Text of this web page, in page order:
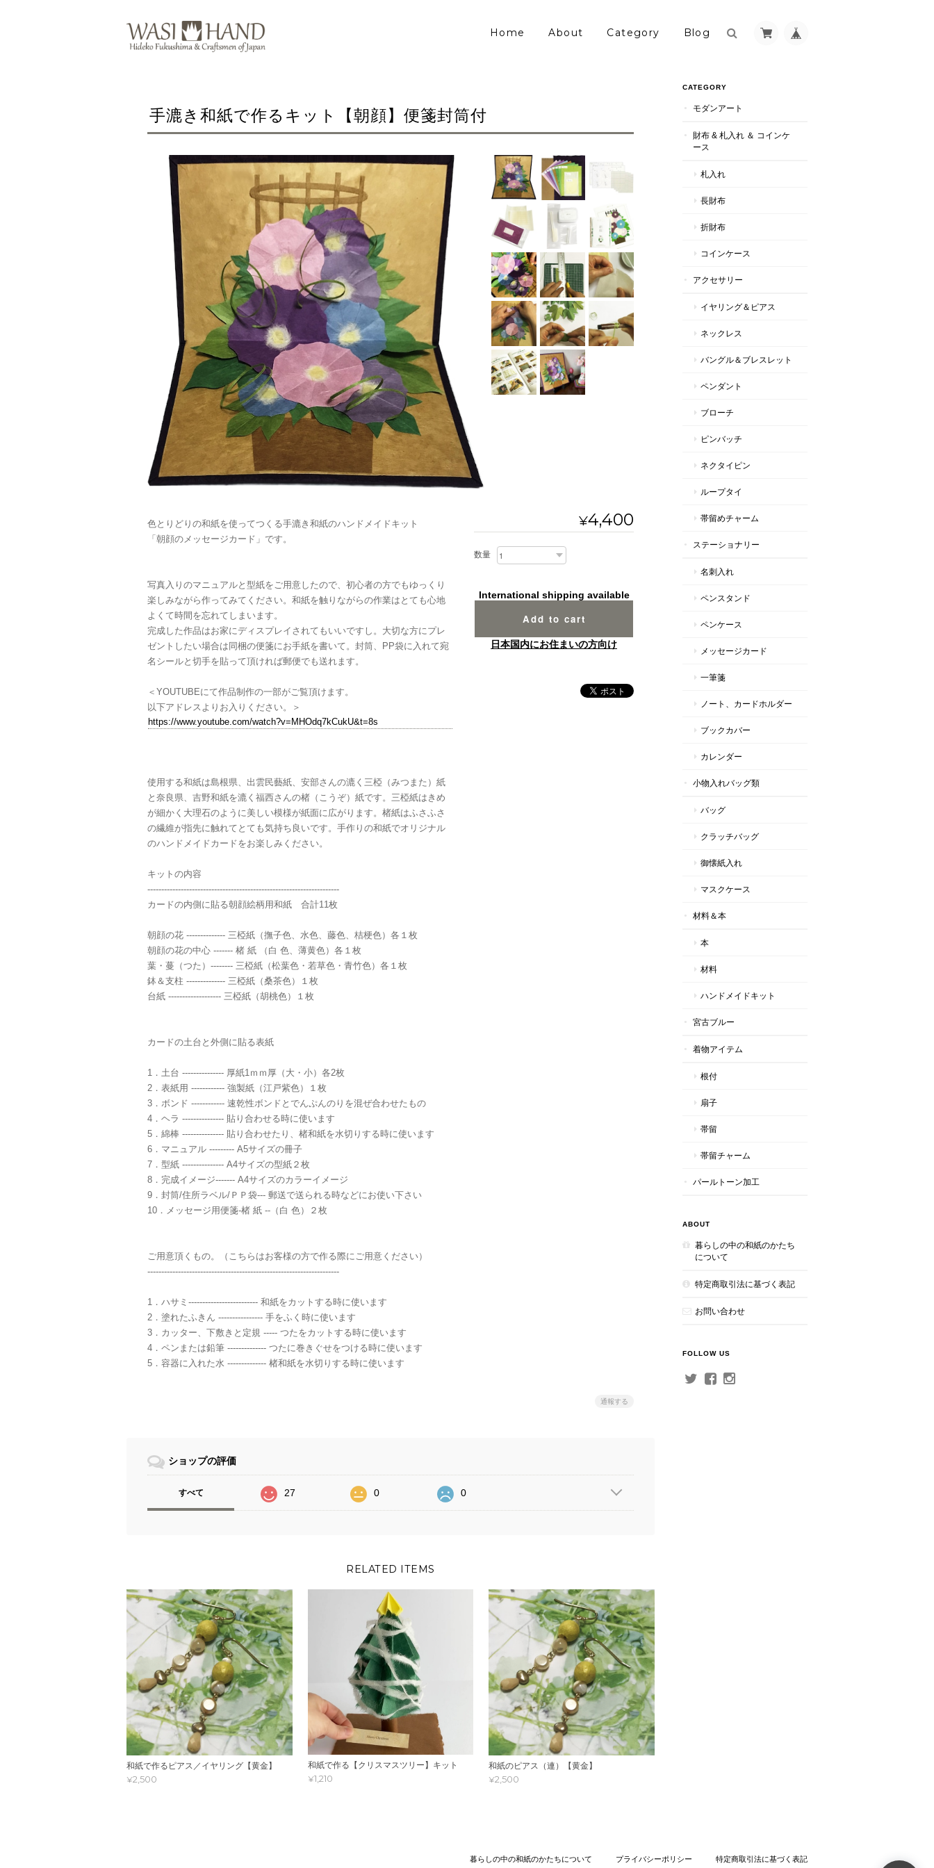
Home About Category Blog
手漉き和紙で作るキット【朝顔】便箋封筒付
色とりどりの和紙を使ってつくる手漉き和紙のハンドメイドキット
「朝顔のメッセージカード」です。
写真入りのマニュアルと型紙をご用意したので、初心者の方でもゆっくり
楽しみながら作ってみてください。和紙を触りながらの作業はとても心地
よくて時間を忘れてしまいます。
完成した作品はお家にディスプレイされてもいいですし。大切な方にプレ
ゼントしたい場合は同梱の便箋にお手紙を書いて。封筒、PP袋に入れて宛
名シールと切手を貼って頂ければ郵便でも送れます。
＜YOUTUBEにて作品制作の一部がご覧頂けます。
以下アドレスよりお入りください。＞
https://www.youtube.com/watch?v=MHOdq7kCukU&t=8s
使用する和紙は島根県、出雲民藝紙、安部さんの漉く三椏（みつまた）紙
と奈良県、吉野和紙を漉く福西さんの楮（こうぞ）紙です。三椏紙はきめ
が細かく大理石のように美しい模様が紙面に広がります。楮紙はふさふさ
の繊維が指先に触れてとても気持ち良いです。手作りの和紙でオリジナル
のハンドメイドカードをお楽しみください。
キットの内容
---------------------------------------------------------------------
カードの内側に貼る朝顔絵柄用和紙 合計11枚
朝顔の花 -------------- 三椏紙（撫子色、水色、藤色、桔梗色）各１枚
朝顔の花の中心 ------- 楮 紙 （白 色、薄黄色）各１枚
葉・蔓（つた）-------- 三椏紙（松葉色・若草色・青竹色）各１枚
鉢＆支柱 -------------- 三椏紙（桑茶色）１枚
台紙 ------------------- 三椏紙（胡桃色）１枚
カードの土台と外側に貼る表紙
1．土台 --------------- 厚紙1ｍｍ厚（大・小）各2枚
2．表紙用 ------------ 強製紙（江戸紫色）１枚
3．ボンド ------------ 速乾性ボンドとでんぷんのりを混ぜ合わせたもの
4．ヘラ --------------- 貼り合わせる時に使います
5．綿棒 --------------- 貼り合わせたり、楮和紙を水切りする時に使います
6．マニュアル --------- A5サイズの冊子
7．型紙 --------------- A4サイズの型紙２枚
8．完成イメージ------- A4サイズのカラーイメージ
9．封筒/住所ラベル/ＰＰ袋--- 郵送で送られる時などにお使い下さい
10．メッセージ用便箋-楮 紙 --（白 色）２枚
ご用意頂くもの。（こちらはお客様の方で作る際にご用意ください）
---------------------------------------------------------------------
1．ハサミ------------------------- 和紙をカットする時に使います
2．塗れたふきん ---------------- 手をふく時に使います
3．カッター、下敷きと定規 ----- つたをカットする時に使います
4．ペンまたは鉛筆 -------------- つたに巻きぐせをつける時に使います
5．容器に入れた水 -------------- 楮和紙を水切りする時に使います
¥4,400
数量
International shipping available
Add to cart
日本国内にお住まいの方向け
通報する
ショップの評価
すべて 27 0 0
RELATED ITEMS
和紙で作るピアス／イヤリング【黄金】
¥2,500
和紙で作る【クリスマスツリー】キット
¥1,210
和紙のピアス（連）【黄金】
¥2,500
CATEGORY
モダンアート
財布 & 札入れ ＆ コインケ
ース
札入れ
長財布
折財布
コインケース
アクセサリー
イヤリング＆ピアス
ネックレス
バングル＆ブレスレット
ペンダント
ブローチ
ピンバッチ
ネクタイピン
ループタイ
帯留めチャーム
ステーショナリー
名刺入れ
ペンスタンド
ペンケース
メッセージカード
一筆箋
ノート、カードホルダー
ブックカバー
カレンダー
小物入れバッグ類
バッグ
クラッチバッグ
御懐紙入れ
マスクケース
材料＆本
本
材料
ハンドメイドキット
宮古ブルー
着物アイテム
根付
扇子
帯留
帯留チャーム
パールトーン加工
ABOUT
暮らしの中の和紙のかたち
について
特定商取引法に基づく表記
お問い合わせ
FOLLOW US
暮らしの中の和紙のかたちについて プライバシーポリシー 特定商取引法に基づく表記